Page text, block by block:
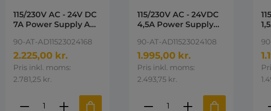
115/230V AC - 24V DC
7A Power Supply AD
Power supply 24V DC
90-AT-AD11523024168
2.225,00 kr.
Pris inkl. moms:
2.781,25 kr.
Produktmængde: Indtast den ønskede
115/230V AC - 24VDC
4,5A Power Supply
Power supply 24V DC
90-AT-AD11523024108
1.995,00 kr.
Pris inkl. moms:
2.493,75 kr.
Produktmængde: